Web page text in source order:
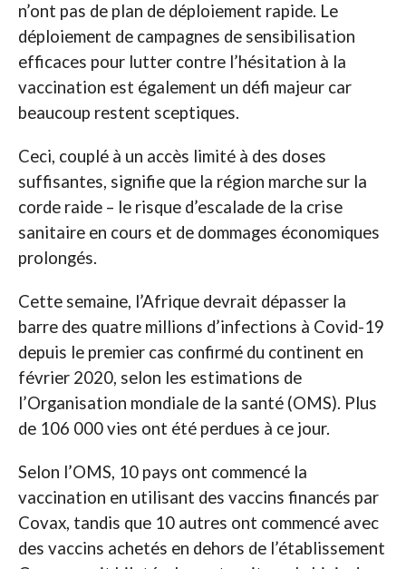
n’ont pas de plan de déploiement rapide. Le
déploiement de campagnes de sensibilisation
efficaces pour lutter contre l’hésitation à la
vaccination est également un défi majeur car
beaucoup restent sceptiques.
Ceci, couplé à un accès limité à des doses
suffisantes, signifie que la région marche sur la
corde raide – le risque d’escalade de la crise
sanitaire en cours et de dommages économiques
prolongés.
Cette semaine, l’Afrique devrait dépasser la
barre des quatre millions d’infections à Covid-19
depuis le premier cas confirmé du continent en
février 2020, selon les estimations de
l’Organisation mondiale de la santé (OMS). Plus
de 106 000 vies ont été perdues à ce jour.
Selon l’OMS, 10 pays ont commencé la
vaccination en utilisant des vaccins financés par
Covax, tandis que 10 autres ont commencé avec
des vaccins achetés en dehors de l’établissement